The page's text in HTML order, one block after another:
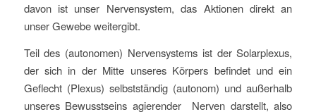
davon ist unser Nervensystem, das Aktionen direkt an
unser Gewebe weitergibt.
Teil des (autonomen) Nervensystems ist der Solarplexus,
der sich in der Mitte unseres Körpers befindet und ein
Geflecht (Plexus) selbstständig (autonom) und außerhalb
unseres Bewusstseins agierender Nerven darstellt, also